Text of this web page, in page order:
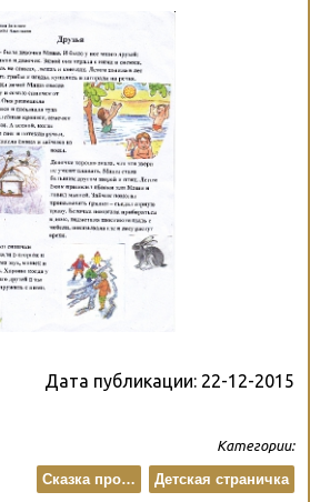
Дата публикации: 22-12-2015
Категории:
Детская страничка
Сказка про…